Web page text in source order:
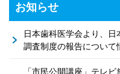
お知らせ
日本歯科医学会より、
調査制度の報告について
「市民公開講座」テレ